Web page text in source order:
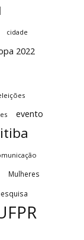
cidade
2022
evento
Mulheres